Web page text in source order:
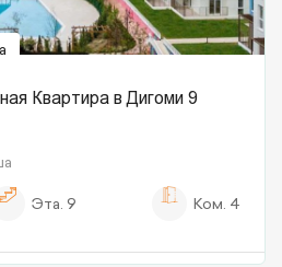
Квартира в Дигоми 9
Эта. 9 Ком. 4